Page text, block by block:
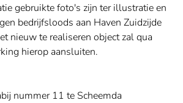
gebruikte foto's zijn ter illustratie en
bedrijfsloods aan Haven Zuidzijde
nieuw te realiseren object zal qua
hierop aansluiten.
nummer 11 te Scheemda